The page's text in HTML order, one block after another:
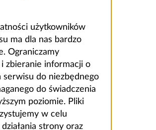
użytkowników
ma dla nas bardzo
Ograniczamy
zbieranie informacji o
serwisu do niezbędnego
do świadczenia
poziomie. Pliki
w celu
strony oraz